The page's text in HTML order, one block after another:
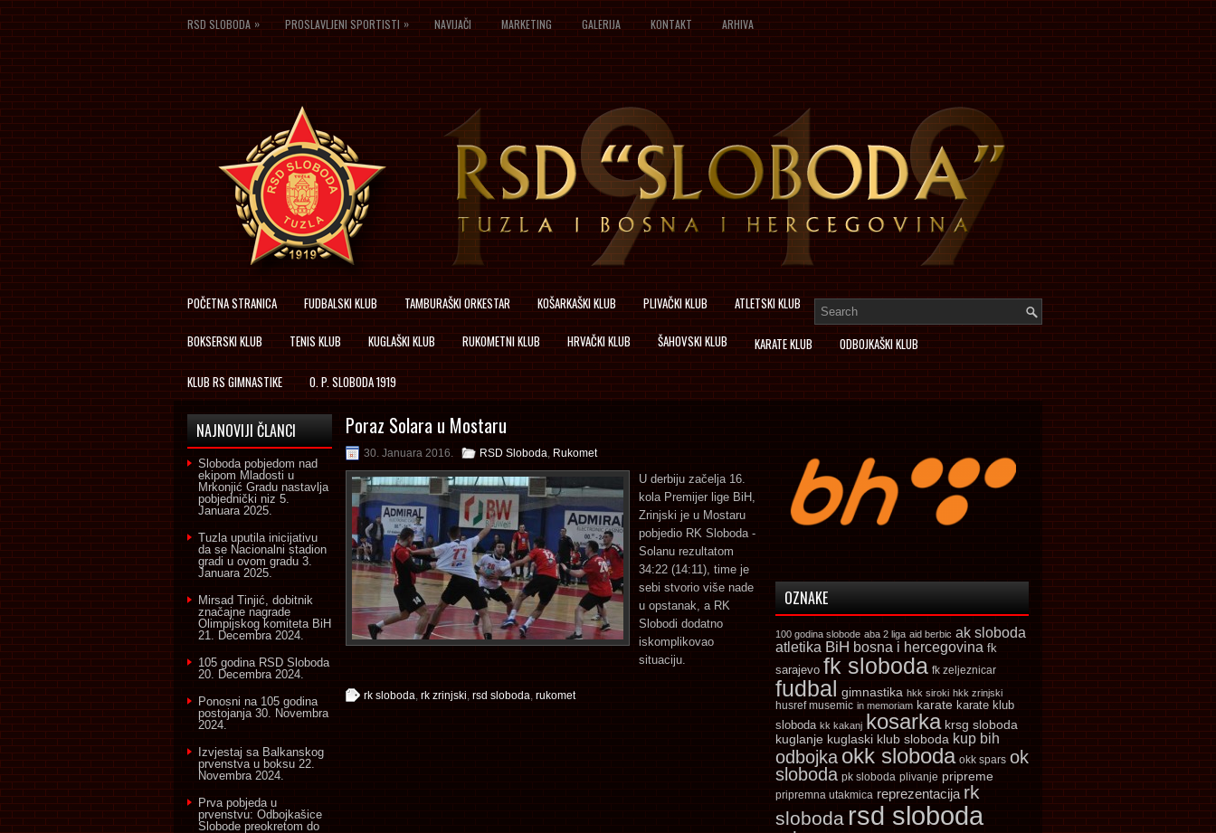
RSD SLOBODA » PROSLAVLJENI SPORTISTI » NAVIJAČI MARKETING GALERIJA KONTAKT ARHIVA
POČETNA STRANICA FUDBALSKI KLUB TAMBURAŠKI ORKESTAR KOŠARKAŠKI KLUB PLIVAČKI KLUB ATLETSKI KLUB
BOKSERSKI KLUB TENIS KLUB KUGLAŠKI KLUB RUKOMETNI KLUB HRVAČKI KLUB ŠAHOVSKI KLUB KARATE KLUB ODBOJKAŠKI KLUB
KLUB RS GIMNASTIKE O. P. SLOBODA 1919
Poraz Solara u Mostaru
30. Januara 2016. RSD Sloboda, Rukomet
U derbiju začelja 16.
kola Premijer lige BiH,
Zrinjski je u Mostaru
pobjedio RK Sloboda -
Solanu rezultatom
34:22 (14:11), time je
sebi stvorio više nade
u opstanak, a RK
Slobodi dodatno
iskomplikovao
situaciju.
rk sloboda, rk zrinjski, rsd sloboda, rukomet
NAJNOVIJI ČLANCI
Sloboda pobjedom nad
ekipom Mladosti u
Mrkonjić Gradu nastavlja
pobjednički niz 5.
Januara 2025.
Tuzla uputila inicijativu
da se Nacionalni stadion
gradi u ovom gradu 3.
Januara 2025.
Mirsad Tinjić, dobitnik
značajne nagrade
Olimpijskog komiteta BiH
21. Decembra 2024.
105 godina RSD Sloboda
20. Decembra 2024.
Ponosni na 105 godina
postojanja 30. Novembra
2024.
Izvjestaj sa Balkanskog
prvenstva u boksu 22.
Novembra 2024.
Prva pobjeda u
prvenstvu: Odbojkašice
Slobode preokretom do
OZNAKE
100 godina slobode aba 2 liga aid berbic ak sloboda
atletika BiH bosna i hercegovina fk
sarajevo fk sloboda fk zeljeznicar
fudbal gimnastika hkk siroki hkk zrinjski
husref musemic in memoriam karate karate klub
sloboda kk kakanj kosarka krsg sloboda
kuglanje kuglaski klub sloboda kup bih
odbojka okk sloboda okk spars ok
sloboda pk sloboda plivanje pripreme
pripremna utakmica reprezentacija rk
sloboda rsd sloboda